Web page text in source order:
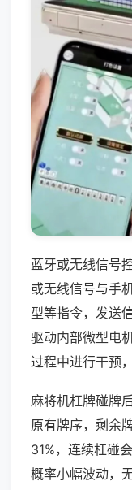
蓝牙或无线信号
或无线信号与手
型等指令，发送
驱动内部微型电
过程中进行干预
麻将机杠牌碰牌
原有牌序，剩余
31%，连续杠碰
概率小幅波动，